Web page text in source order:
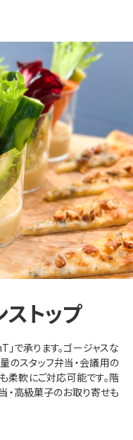
トップ
で承ります。ゴージャスな
のスタッフ弁当・会議用の
柔軟にご対応可能です。階
当・高級菓子のお取り寄せも